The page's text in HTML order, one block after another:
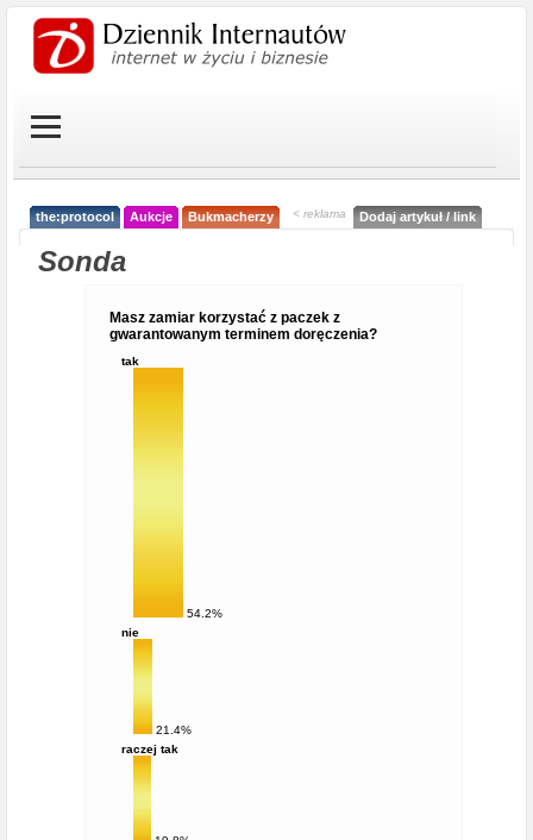
the:protocol Aukcje Bukmacherzy < reklama Dodaj artykuł / link
Sonda
Masz zamiar korzystać z paczek z
gwarantowanym terminem doręczenia?
tak
54.2%
nie
21.4%
raczej tak